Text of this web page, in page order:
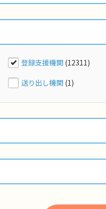
登録支援機関 (12311)
送り出し機関 (1)